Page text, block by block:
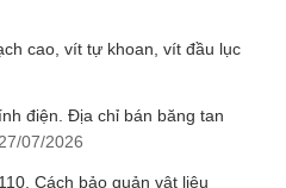
cao, vít tự khoan, vít đầu lục
điện. Địa chỉ bán băng tan
27/07/2026
Cách bảo quản vật liệu